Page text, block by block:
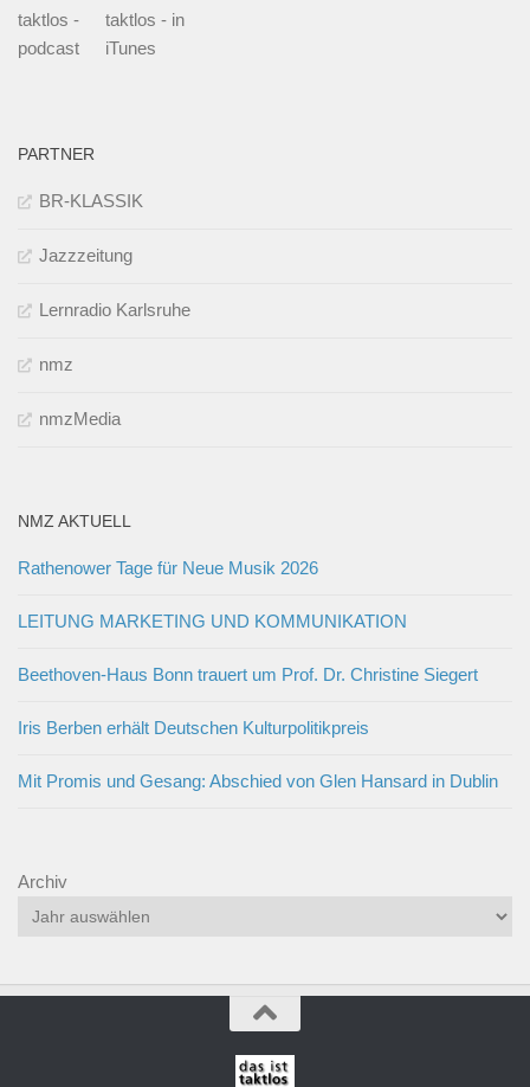
taktlos -
podcast
taktlos - in
iTunes
PARTNER
BR-KLASSIK
Jazzzeitung
Lernradio Karlsruhe
nmz
nmzMedia
NMZ AKTUELL
Rathenower Tage für Neue Musik 2026
LEITUNG MARKETING UND KOMMUNIKATION
Beethoven-Haus Bonn trauert um Prof. Dr. Christine Siegert
Iris Berben erhält Deutschen Kulturpolitikpreis
Mit Promis und Gesang: Abschied von Glen Hansard in Dublin
Archiv